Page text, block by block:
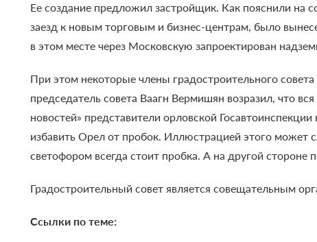
Ее создание предложил застройщик. Как пояснили на
заезд к новым торговым и бизнес-центрам, было
в этом месте через Московскую запроектирован
При этом некоторые члены градостроительного
председатель совета Ваагн Вермишян возразил, что
новостей» представители орловской
избавить Орел от пробок. Иллюстрацией этого может
светофором всегда стоит пробка. А на другой
Градостроительный совет является совещательным
Ссылки по теме: